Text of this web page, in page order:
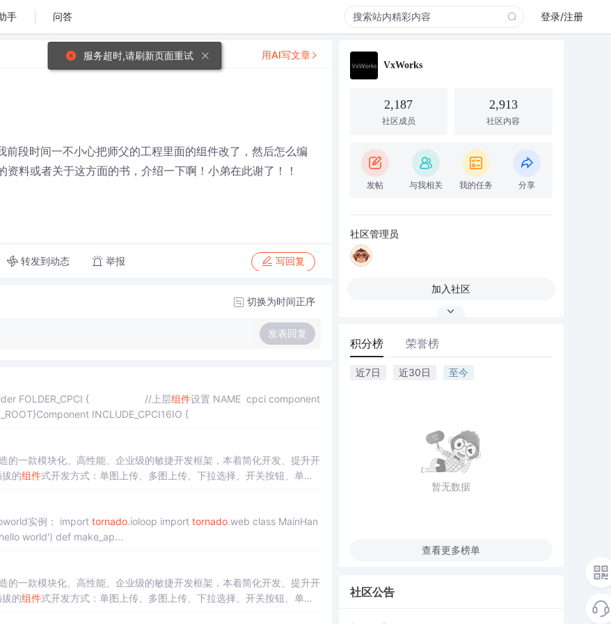
手 问答 登录/注册
段时间一不小心把师父的工程里面的组件改了，然后怎么编
料或者关于这方面的书，介绍一下啊！小弟在此谢了！！
转发到动态 举报 写回复
用AI写文章
切换为时间正序
发表回复
Folder FOLDER_CPCI { //上层组件设置 NAME cpci component
INCLUDE_CPCI16IO {
的一款模块化、高性能、企业级的敏捷开发框架，本着简化开发、提升开
的组件式开发方式：单图上传、多图上传、下拉选择、开关按钮、单选
学习路线以项目实际练习为主。 先来看官方给定的helloworld实例： import tornado.ioloop import tornado.web class MainHan
.web.RequestHandler): def get(self): self.write('hello world') def make_ap...
的一款模块化、高性能、企业级的敏捷开发框架，本着简化开发、提升开
的组件式开发方式：单图上传、多图上传、下拉选择、开关按钮、单选
VxWorks
2,187
社区成员
2,913
社区内容
发帖 与我相关 我的任务 分享
社区管理员
加入社区
积分榜 荣誉榜
近7日 近30日 至今
暂无数据
查看更多榜单
社区公告
服务超时,请刷新页面重试